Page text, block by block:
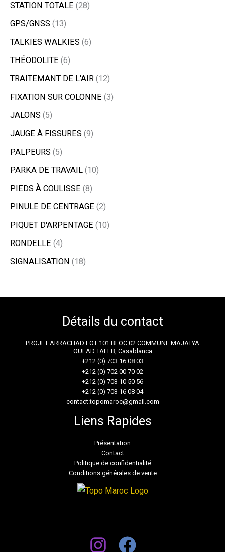
STATION TOTALE 28
GPS/GNSS 13
TALKIES WALKIES 6
THÉODOLITE 6
TRAITEMANT DE L'AIR 12
FIXATION SUR COLONNE 3
JALONS 5
JAUGE À FISSURES 9
PALPEURS 5
PARKA DE TRAVAIL 10
PIEDS À COULISSE 8
PINULE DE CENTRAGE 2
PIQUET D'ARPENTAGE 10
RONDELLE 4
SIGNALISATION
18
Détails du contact
PROJET ARRACHAD LOT 101 BLOC 02 COMMUNE MAJATYA
OULAD TALEB, Casablanca
+212 (0) 703 16 08 03
+212 (0) 702 00 70 02
+212 (0) 703 10 50 56
+212 (0) 703 16 08 04
contact.topomaroc@gmail.com
Liens Rapides
Présentation
Contact
Politique de confidentialité
Conditions générales de vente